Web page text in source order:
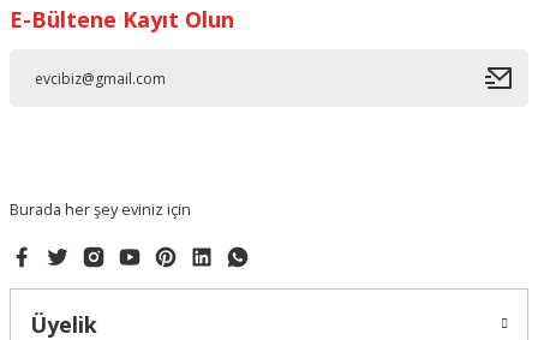
Ürün resmi kalitesiz, bozuk veya görüntülenemiyor.
E-Bültene Kayıt Olun
Burada her şey eviniz için
Üyelik